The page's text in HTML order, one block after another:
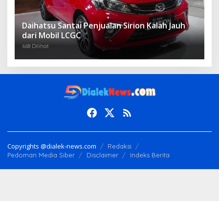
Daihatsu Santai Penjualan Sirion Kalah Jauh
dari Mobil LCGC
668 Dilihat
Copyrights @dialek-news.com
Redaksi
Pedoman Media Siber
Disclaimer Indeks Berita